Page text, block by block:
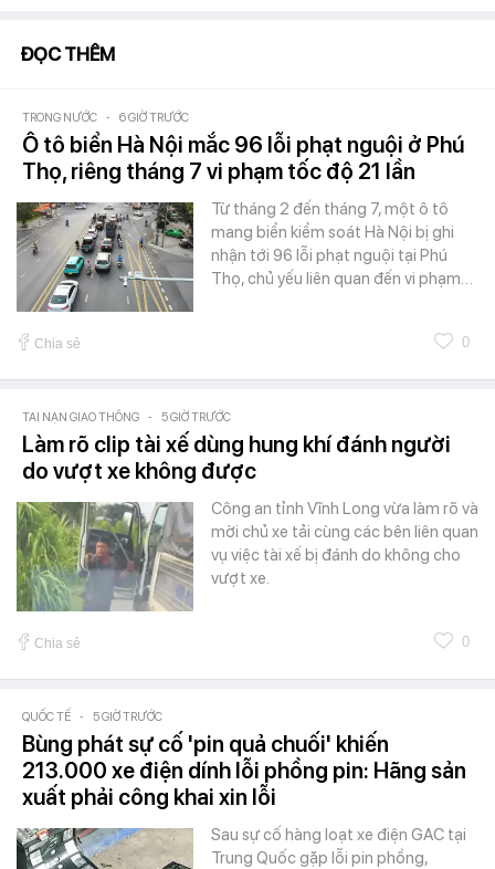
ĐỌC THÊM
TRONG NƯỚC - 6 GIỜ TRƯỚC
Ô tô biển Hà Nội mắc 96 lỗi phạt nguội ở Phú
Thọ, riêng tháng 7 vi phạm tốc độ 21 lần
Từ tháng 2 đến tháng 7, một ô tô
mang biển kiểm soát Hà Nội bị ghi
nhận tới 96 lỗi phạt nguội tại Phú
Thọ, chủ yếu liên quan đến vi phạm…
Chia sẻ 0
TAI NẠN GIAO THÔNG - 5 GIỜ TRƯỚC
Làm rõ clip tài xế dùng hung khí đánh người
do vượt xe không được
Công an tỉnh Vĩnh Long vừa làm rõ và
mời chủ xe tải cùng các bên liên quan
vụ việc tài xế bị đánh do không cho
vượt xe.
Chia sẻ 0
QUỐC TẾ - 5 GIỜ TRƯỚC
Bùng phát sự cố 'pin quả chuối' khiến
213.000 xe điện dính lỗi phồng pin: Hãng sản
xuất phải công khai xin lỗi
Sau sự cố hàng loạt xe điện GAC tại
Trung Quốc gặp lỗi pin phồng,